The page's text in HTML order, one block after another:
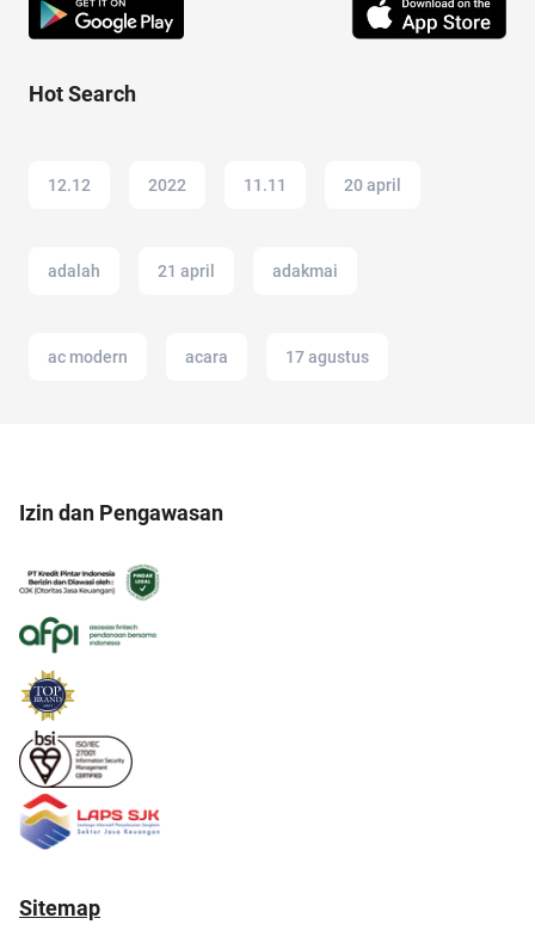
Hot Search
12.12 2022 11.11 20 april
adalah 21 april adakmai
ac modern acara 17 agustus
Izin dan Pengawasan
Sitemap